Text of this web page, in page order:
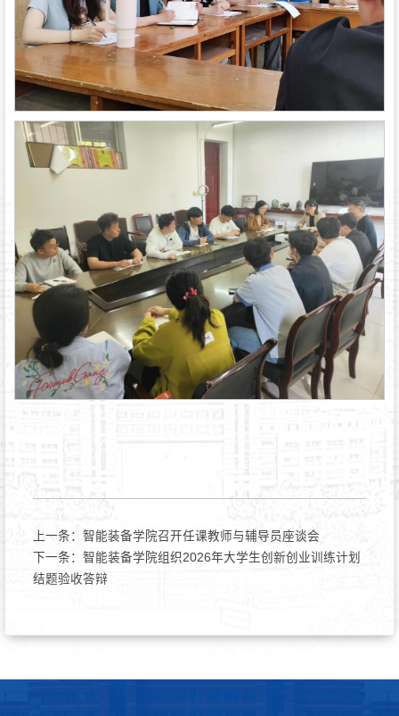
上一条： 智能装备学院召开任课教师与辅导员座谈会
下一条： 智能装备学院组织2026年大学生创新创业训练计划
结题验收答辩